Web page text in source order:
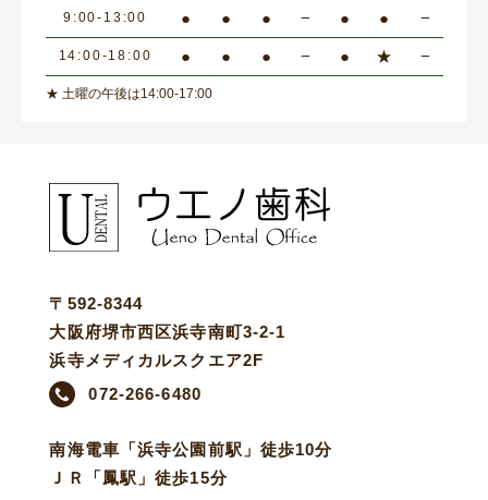
9:00-13:00 ● ● ● − ● ● −
14:00-18:00 ● ● ● − ● ★ −
★ 土曜の午後は14:00-17:00
〒592-8344
大阪府堺市西区浜寺南町3-2-1
浜寺メディカルスクエア2F
072-266-6480
南海電車「浜寺公園前駅」徒歩10分
ＪＲ「鳳駅」徒歩15分